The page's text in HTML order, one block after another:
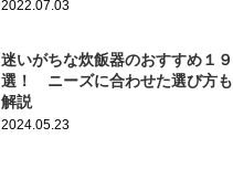
2022.07.03
迷いがちな炊飯器のおすすめ１９
選！ ニーズに合わせた選び方も
解説
2024.05.23